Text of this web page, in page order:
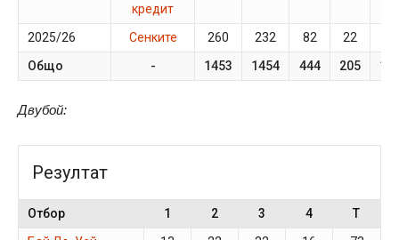
кредит
2025/26 Сенките 260 232 82 22
Общо
- 1453 1454 444 205
Двубой:
Резултат
Отбор 1 2 3 4
T